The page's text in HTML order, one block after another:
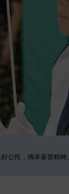
傳承基督精神。